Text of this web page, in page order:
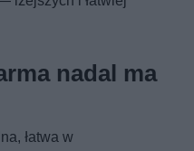
nadal ma
łatwa w